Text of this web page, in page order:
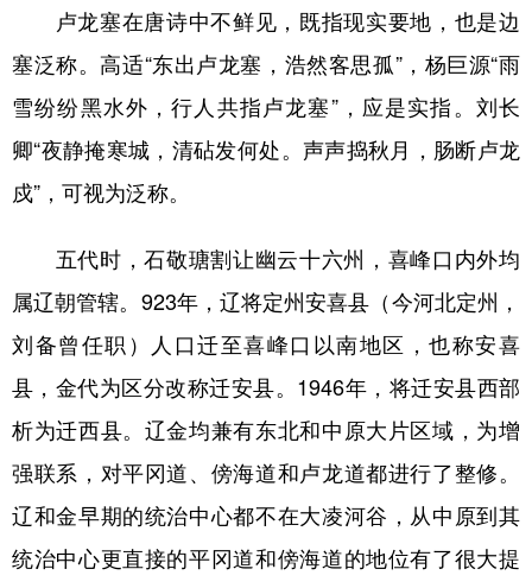
卢龙塞在唐诗中不鲜见，既指现实要地，也是边
塞泛称。高适“东出卢龙塞，浩然客思孤”，杨巨源“雨
雪纷纷黑水外，行人共指卢龙塞”，应是实指。刘长
卿“夜静掩寒城，清砧发何处。声声捣秋月，肠断卢龙
戍”，可视为泛称。
五代时，石敬瑭割让幽云十六州，喜峰口内外均
属辽朝管辖。923年，辽将定州安喜县（今河北定州，
刘备曾任职）人口迁至喜峰口以南地区，也称安喜
县，金代为区分改称迁安县。1946年，将迁安县西部
析为迁西县。辽金均兼有东北和中原大片区域，为增
强联系，对平冈道、傍海道和卢龙道都进行了整修。
辽和金早期的统治中心都不在大凌河谷，从中原到其
统治中心更直接的平冈道和傍海道的地位有了很大提